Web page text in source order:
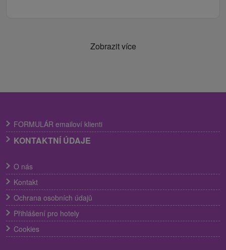
Zobrazit více
FORMULÁR emailoví klienti
KONTAKTNÍ ÚDAJE
O nás
Kontakt
Ochrana osobních údajů
Přihlášení pro hotely
Cookies